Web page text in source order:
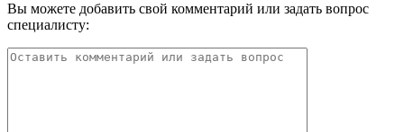
Вы можете добавить свой комментарий или задать вопрос
специалисту: